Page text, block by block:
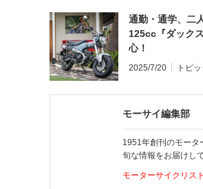
通勤・通学、二
125cc『ダック
心！
2025/7/20 トピ
モーサイ編集部
1951年創刊のモータ
旬な情報をお届けし
モーターサイクリス